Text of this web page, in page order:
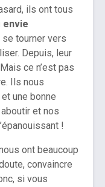
ils ont tous
envie
tourner vers
Depuis, leur
ce n’est pas
Ils nous
une bonne
et nos
!
ont beaucoup
convaincre
si vous